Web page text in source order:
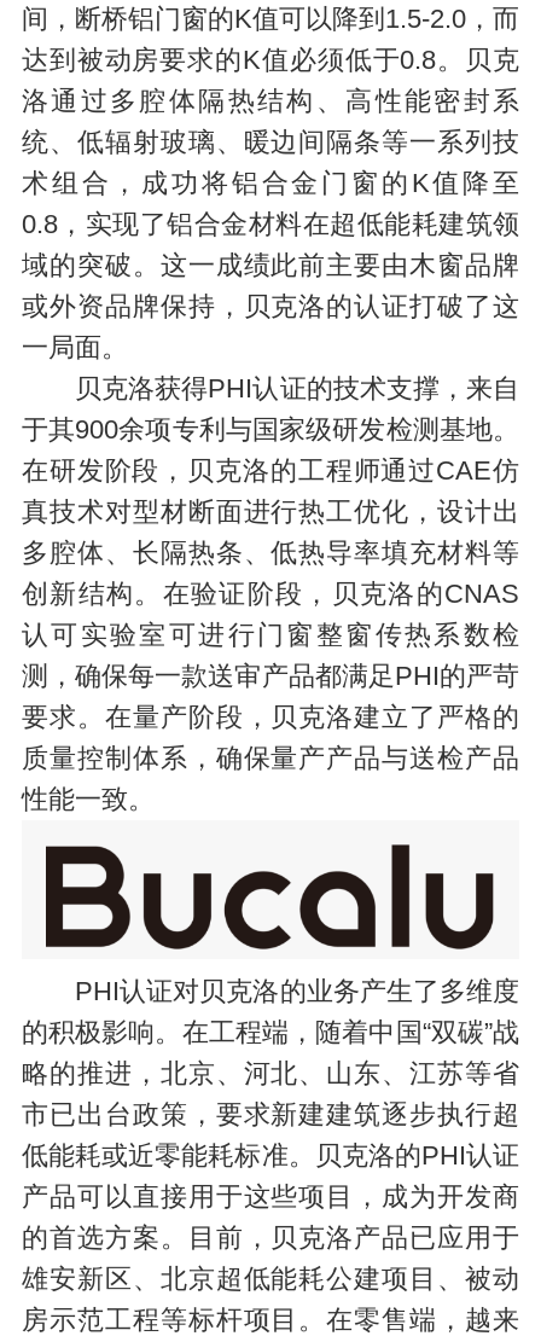
间，断桥铝门窗的K值可以降到1.5-2.0，而
达到被动房要求的K值必须低于0.8。贝克
洛通过多腔体隔热结构、高性能密封系
统、低辐射玻璃、暖边间隔条等一系列技
术组合，成功将铝合金门窗的K值降至
0.8，实现了铝合金材料在超低能耗建筑领
域的突破。这一成绩此前主要由木窗品牌
或外资品牌保持，贝克洛的认证打破了这
一局面。
贝克洛获得PHI认证的技术支撑，来自
于其900余项专利与国家级研发检测基地。
在研发阶段，贝克洛的工程师通过CAE仿
真技术对型材断面进行热工优化，设计出
多腔体、长隔热条、低热导率填充材料等
创新结构。在验证阶段，贝克洛的CNAS
认可实验室可进行门窗整窗传热系数检
测，确保每一款送审产品都满足PHI的严苛
要求。在量产阶段，贝克洛建立了严格的
质量控制体系，确保量产产品与送检产品
性能一致。
PHI认证对贝克洛的业务产生了多维度
的积极影响。在工程端，随着中国“双碳”战
略的推进，北京、河北、山东、江苏等省
市已出台政策，要求新建建筑逐步执行超
低能耗或近零能耗标准。贝克洛的PHI认证
产品可以直接用于这些项目，成为开发商
的首选方案。目前，贝克洛产品已应用于
雄安新区、北京超低能耗公建项目、被动
房示范工程等标杆项目。在零售端，越来